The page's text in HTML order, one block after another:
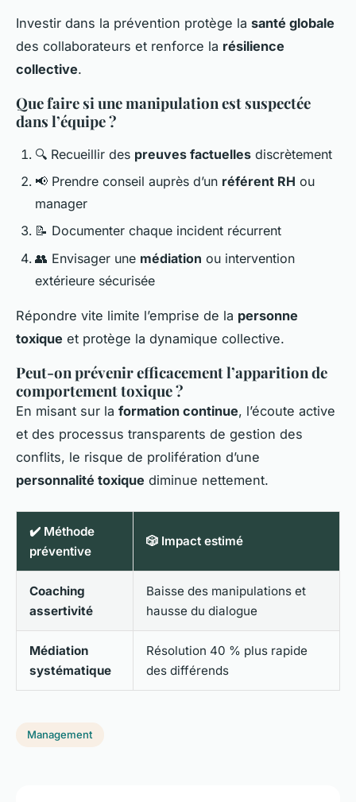
Investir dans la prévention protège la santé globale
des collaborateurs et renforce la résilience
collective.
Que faire si une manipulation est suspectée
dans l’équipe ?
🔍 Recueillir des preuves factuelles discrètement
📢 Prendre conseil auprès d’un référent RH ou
manager
📝 Documenter chaque incident récurrent
👥 Envisager une médiation ou intervention
extérieure sécurisée
Répondre vite limite l’emprise de la personne
toxique et protège la dynamique collective.
Peut-on prévenir efficacement l’apparition de
comportement toxique ?
En misant sur la formation continue, l’écoute active
et des processus transparents de gestion des
conflits, le risque de prolifération d’une
personnalité toxique diminue nettement.
✔️ Méthode
préventive
🎲 Impact estimé
Coaching
assertivité
Baisse des manipulations et
hausse du dialogue
Médiation
systématique
Résolution 40 % plus rapide
des différends
Management